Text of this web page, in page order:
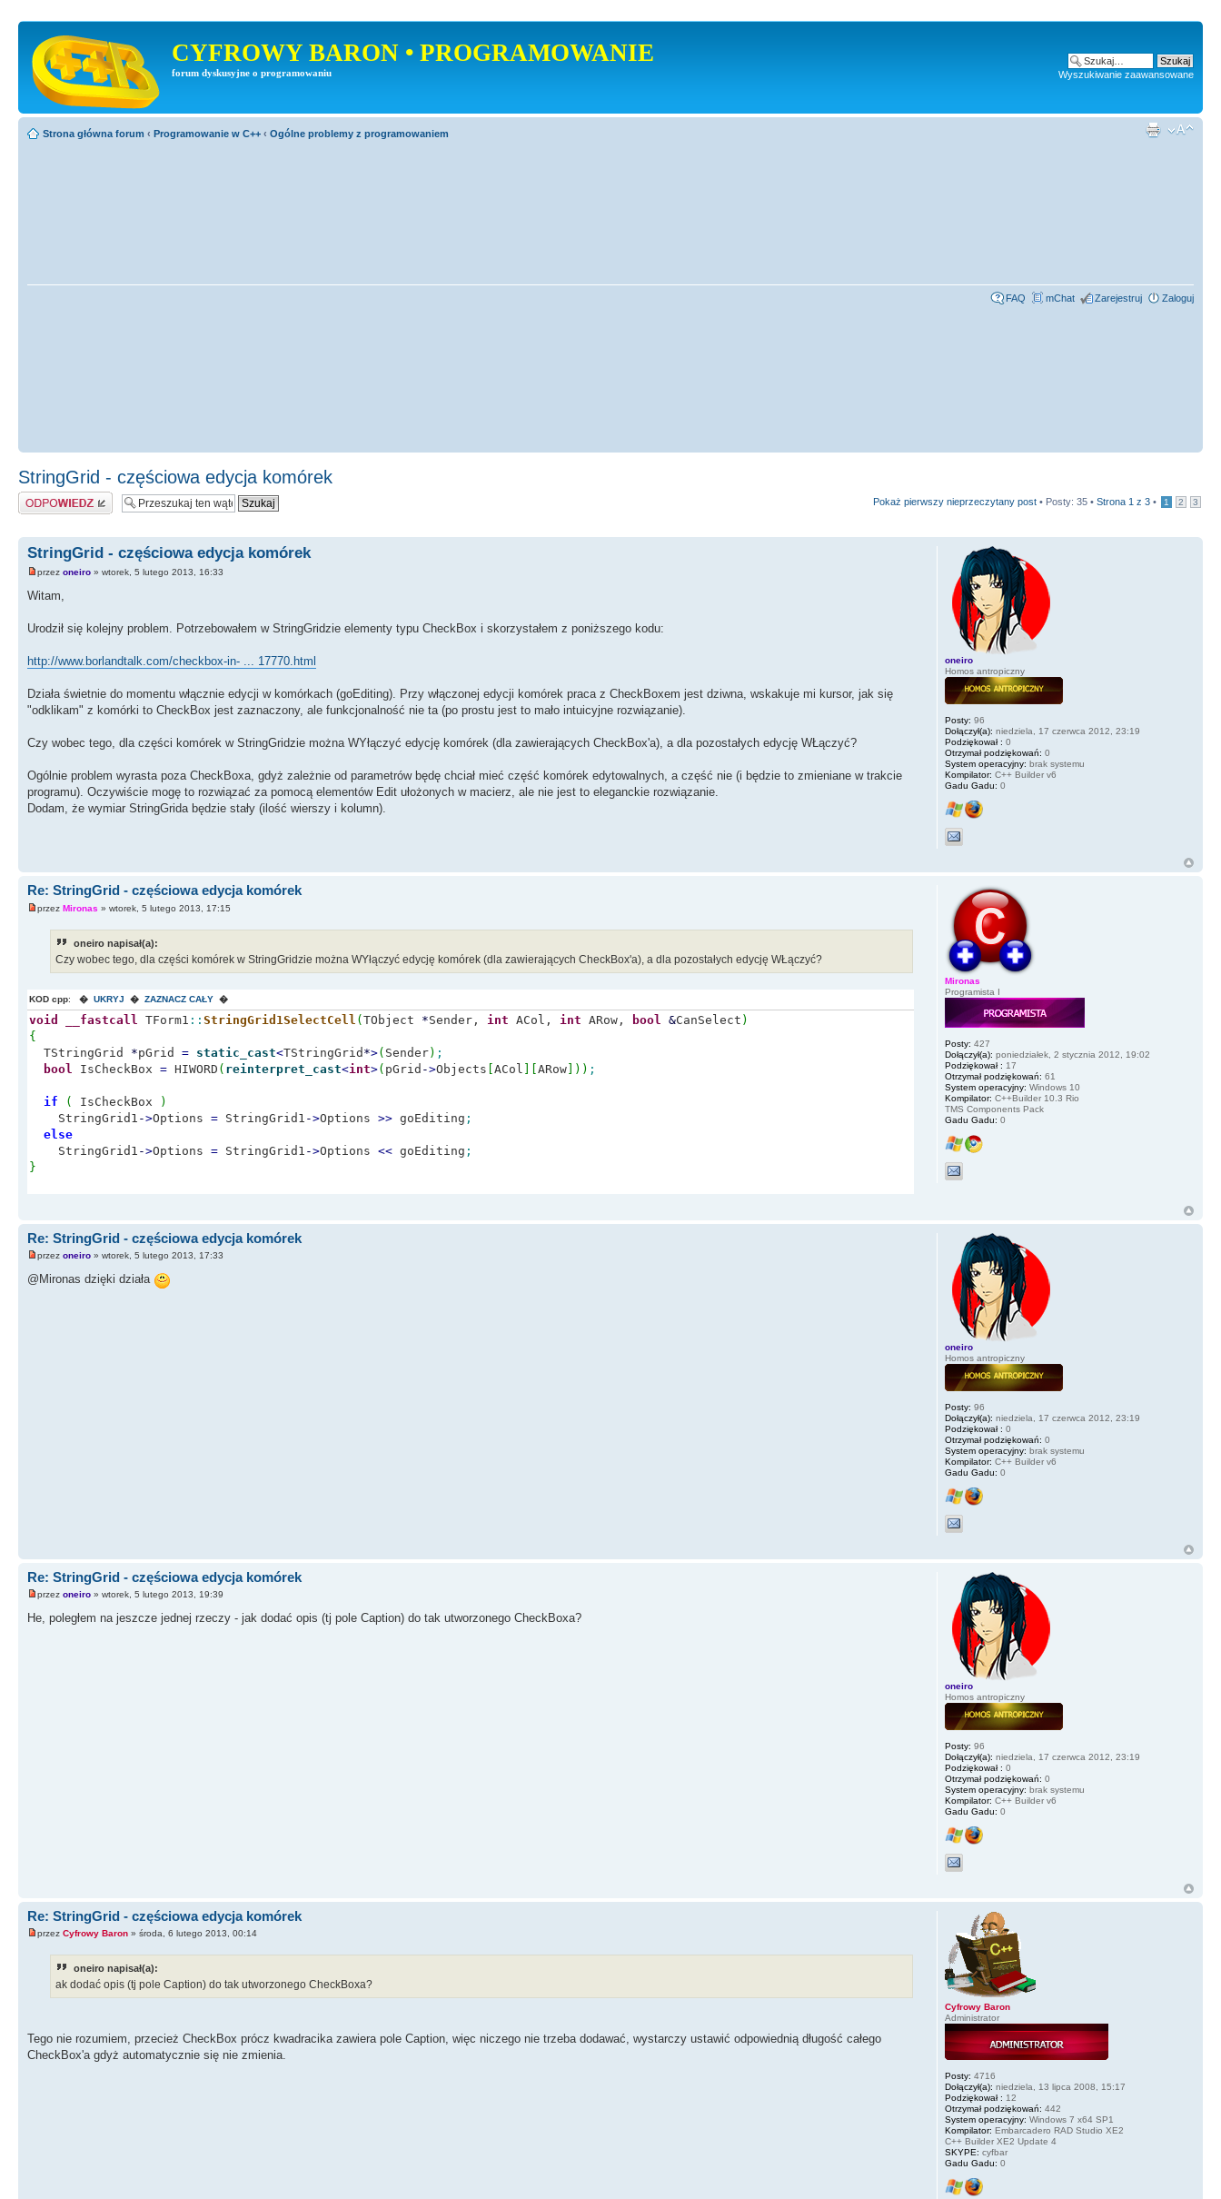
CYFROWY BARON • PROGRAMOWANIE
forum dyskusyjne o programowaniu Wyszukiwanie zaawansowane
Strona główna forum ‹ Programowanie w C++ ‹ Ogólne problemy z programowaniem
FAQ mChat Zarejestruj Zaloguj
StringGrid - częściowa edycja komórek
Odpowiedz Pokaż pierwszy nieprzeczytany post • Posty: 35 • Strona 1 z 3 • 1 2 3
StringGrid - częściowa edycja komórek
przez oneiro » wtorek, 5 lutego 2013, 16:33
Witam,
Urodził się kolejny problem. Potrzebowałem w StringGridzie elementy typu CheckBox i skorzystałem z poniższego kodu:
http://www.borlandtalk.com/checkbox-in- ... 17770.html
Działa świetnie do momentu włącznie edycji w komórkach (goEditing). Przy włączonej edycji komórek praca z CheckBoxem jest dziwna, wskakuje mi kursor, jak się
"odklikam" z komórki to CheckBox jest zaznaczony, ale funkcjonalność nie ta (po prostu jest to mało intuicyjne rozwiązanie).
Czy wobec tego, dla części komórek w StringGridzie można WYłączyć edycję komórek (dla zawierających CheckBox'a), a dla pozostałych edycję WŁączyć?
Ogólnie problem wyrasta poza CheckBoxa, gdyż zależnie od parametrów będę chciał mieć część komórek edytowalnych, a część nie (i będzie to zmieniane w trakcie
programu). Oczywiście mogę to rozwiązać za pomocą elementów Edit ułożonych w macierz, ale nie jest to eleganckie rozwiązanie.
Dodam, że wymiar StringGrida będzie stały (ilość wierszy i kolumn).
oneiro
Homos antropiczny
Posty: 96
Dołączył(a): niedziela, 17 czerwca 2012, 23:19
Podziękował : 0
Otrzymał podziękowań: 0
System operacyjny: brak systemu
Kompilator: C++ Builder v6
Gadu Gadu: 0
Re: StringGrid - częściowa edycja komórek
przez Mironas » wtorek, 5 lutego 2013, 17:15
oneiro napisał(a):
Czy wobec tego, dla części komórek w StringGridzie można WYłączyć edycję komórek (dla zawierających CheckBox'a), a dla pozostałych edycję WŁączyć?
KOD cpp: � UKRYJ � ZAZNACZ CAŁY �
void __fastcall TForm1 :: StringGrid1SelectCell (TObject *Sender, int ACol, int ARow, bool &CanSelect )
{
TStringGrid *pGrid = static_cast<TStringGrid *>( Sender) ;
bool
IsCheckBox = HIWORD ( reinterpret_cast<int>( pGrid ->Objects [ACol ] [ARow] ) ) ;
if ( IsCheckBox
)
StringGrid1 ->Options = StringGrid1 ->Options >> goEditing ;
else
StringGrid1 ->Options = StringGrid1 ->Options << goEditing ;
}
Mironas
Programista I
Posty: 427
Dołączył(a): poniedziałek, 2 stycznia 2012, 19:02
Podziękował : 17
Otrzymał podziękowań: 61
System operacyjny: Windows 10
Kompilator: C++Builder 10.3 Rio
TMS Components Pack
Gadu Gadu: 0
Re: StringGrid - częściowa edycja komórek
przez oneiro » wtorek, 5 lutego 2013, 17:33
@Mironas dzięki działa
oneiro
Homos antropiczny
Posty: 96
Dołączył(a): niedziela, 17 czerwca 2012, 23:19
Podziękował : 0
Otrzymał podziękowań: 0
System operacyjny: brak systemu
Kompilator: C++ Builder v6
Gadu Gadu: 0
Re: StringGrid - częściowa edycja komórek
przez oneiro » wtorek, 5 lutego 2013, 19:39
He, poległem na jeszcze jednej rzeczy - jak dodać opis (tj pole Caption) do tak utworzonego CheckBoxa?
oneiro
Homos antropiczny
Posty: 96
Dołączył(a): niedziela, 17 czerwca 2012, 23:19
Podziękował : 0
Otrzymał podziękowań: 0
System operacyjny: brak systemu
Kompilator: C++ Builder v6
Gadu Gadu: 0
Re: StringGrid - częściowa edycja komórek
przez Cyfrowy Baron » środa, 6 lutego 2013, 00:14
oneiro napisał(a):
ak dodać opis (tj pole Caption) do tak utworzonego CheckBoxa?
Tego nie rozumiem, przecież CheckBox prócz kwadracika zawiera pole Caption, więc niczego nie trzeba dodawać, wystarczy ustawić odpowiednią długość całego
CheckBox'a gdyż automatycznie się nie zmienia.
Cyfrowy Baron
Administrator
Posty: 4716
Dołączył(a): niedziela, 13 lipca 2008, 15:17
Podziękował : 12
Otrzymał podziękowań: 442
System operacyjny: Windows 7 x64 SP1
Kompilator: Embarcadero RAD Studio XE2
C++ Builder XE2 Update 4
SKYPE: cyfbar
Gadu Gadu: 0